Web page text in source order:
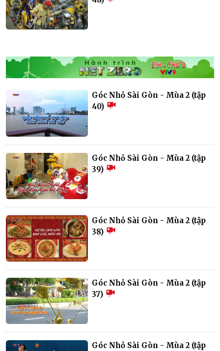
Góc Nhỏ Sài Gòn - Mùa 2 (tập
40)
Góc Nhỏ Sài Gòn - Mùa 2 (tập
39)
Góc Nhỏ Sài Gòn - Mùa 2 (tập
38)
Góc Nhỏ Sài Gòn - Mùa 2 (tập
37)
Góc Nhỏ Sài Gòn - Mùa 2 (tập